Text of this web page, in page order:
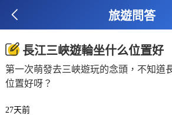
 旅遊問答
長江三峽遊輪坐什么位置好
第一次萌發去三峽遊玩的念頭，不知道
位置好呀？
27天前